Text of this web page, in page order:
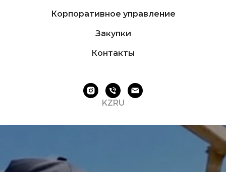
Корпоративное управление
Закупки
Контакты
KZ RU